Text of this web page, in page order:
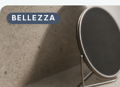
BELLEZZA